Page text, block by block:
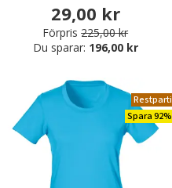
29,00 kr
Förpris 225,00 kr
Du sparar: 196,00 kr
Restparti
Spara 92%